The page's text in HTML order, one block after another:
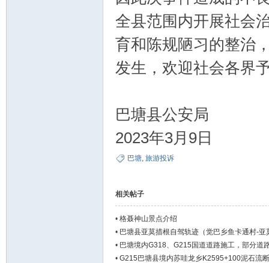
全县范围内开展社会
育和陈规陋习的整治
发生，欢迎社会各界
巴塘县公安局
2023年3月9日
巴塘, 旅游投诉
相关帖子
• 格聂神山景点介绍
• 巴塘县亚莫措根自驾轨迹（觉巴乡鱼卡通村-亚
• 巴塘境内G318、G215国道道路施工，部分道
• G215巴塘县境内苏哇龙乡K2595+100泥石流